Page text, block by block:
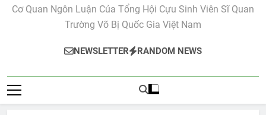
Cơ Quan Ngôn Luận Của Tổng Hội Cựu Sinh Viên Sĩ Quan
Trường Võ Bị Quốc Gia Việt Nam
NEWSLETTER RANDOM NEWS